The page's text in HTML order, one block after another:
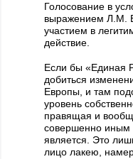
Голосование в
выражением Л.М.
участием в
действие.
Если бы «Единая
добиться
Европы, и там
уровень
правящая и
совершенно иным
является. Это
лицо лакею,